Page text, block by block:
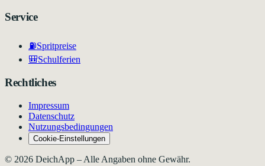
Service
⛽Spritpreise
🎒Schulferien
Rechtliches
Impressum
Datenschutz
Nutzungsbedingungen
Cookie-Einstellungen
© 2026 DeichApp – Alle Angaben ohne Gewähr.